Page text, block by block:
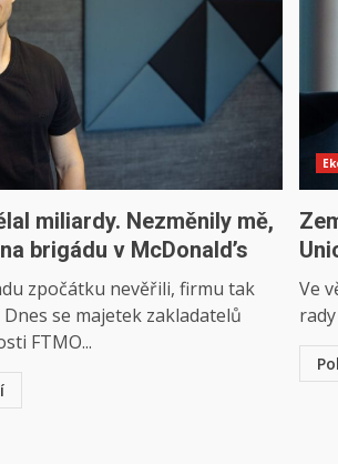
miliardy. Nezměnily mě,
brigádu v McDonald’s
zpočátku nevěřili, firmu tak
se majetek zakladatelů
FTMO...
Ve